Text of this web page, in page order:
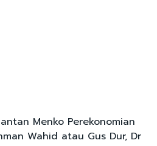
Menko Perekonomian
Wahid atau Gus Dur, Dr